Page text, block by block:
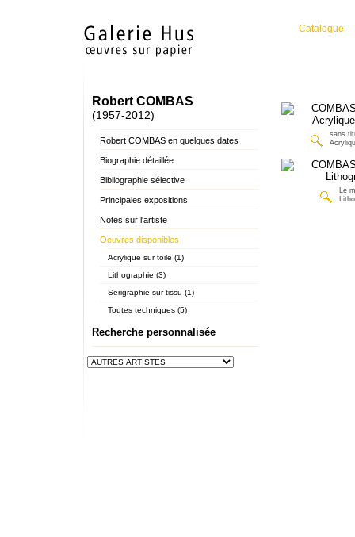
Catalogue
Robert COMBAS
(1957-2012)
Robert COMBAS en quelques dates
Biographie détaillée
Bibliographie sélective
Principales expositions
Notes sur l'artiste
Oeuvres disponibles
Acrylique sur toile (1)
Lithographie (3)
Serigraphie sur tissu (1)
Toutes techniques (5)
Recherche personnalisée
sans
Le